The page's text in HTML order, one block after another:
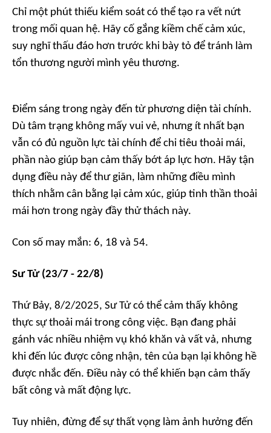
Chỉ một phút thiếu kiểm soát có thể tạo ra vết nứt
trong mối quan hệ. Hãy cố gắng kiềm chế cảm xúc,
suy nghĩ thấu đáo hơn trước khi bày tỏ để tránh làm
tổn thương người mình yêu thương.
Điểm sáng trong ngày đến từ phương diện tài chính.
Dù tâm trạng không mấy vui vẻ, nhưng ít nhất bạn
vẫn có đủ nguồn lực tài chính để chi tiêu thoải mái,
phần nào giúp bạn cảm thấy bớt áp lực hơn. Hãy tận
dụng điều này để thư giãn, làm những điều mình
thích nhằm cân bằng lại cảm xúc, giúp tinh thần thoải
mái hơn trong ngày đầy thử thách này.
Con số may mắn: 6, 18 và 54.
Sư Tử (23/7 - 22/8)
Thứ Bảy, 8/2/2025, Sư Tử có thể cảm thấy không
thực sự thoải mái trong công việc. Bạn đang phải
gánh vác nhiều nhiệm vụ khó khăn và vất vả, nhưng
khi đến lúc được công nhận, tên của bạn lại không hề
được nhắc đến. Điều này có thể khiến bạn cảm thấy
bất công và mất động lực.
Tuy nhiên, đừng để sự thất vọng làm ảnh hưởng đến